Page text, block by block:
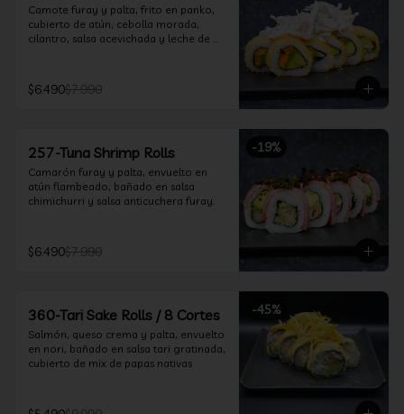
Camote furay y palta, frito en panko,
cubierto de atún, cebolla morada,
cilantro, salsa acevichada y leche de
$6.490$7.990
-19%
257-Tuna Shrimp Rolls
Camarón furay y palta, envuelto en
atún flambeado, bañado en salsa
chimichurri y salsa anticuchera furay.
$6.490$7.990
-45%
360-Tari Sake Rolls / 8 Cortes
Salmón, queso crema y palta, envuelto
en nori, bañado en salsa tari gratinada,
cubierto de mix de papas nativas